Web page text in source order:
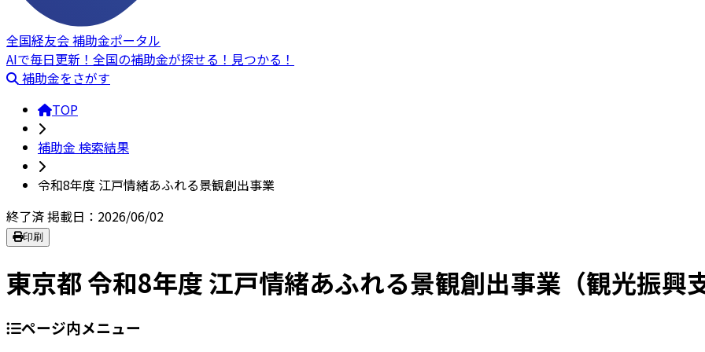
全国経友会 補助金ポータル
AIで毎日更新！全国の補助金が探せる！見つかる！
補助金をさがす
TOP
補助金 検索結果
令和8年度 江戸情緒あふれる景観創出事業
終了済掲載日：2026/06/02
印刷
東京都 令和8年度 江戸情緒あふれる景観創出事業（観光振興
ページ内メニュー